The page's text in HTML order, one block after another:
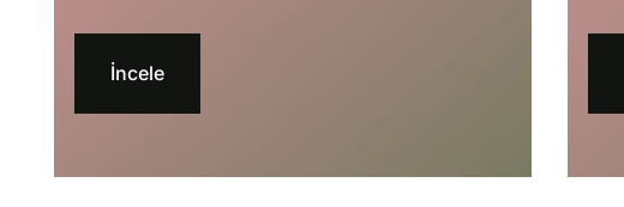
İncele